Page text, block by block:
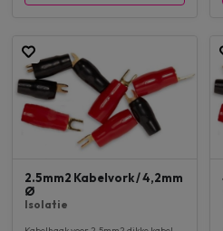
2.5mm2 Kabelvork / 4,2mm
Ø
Isolatie